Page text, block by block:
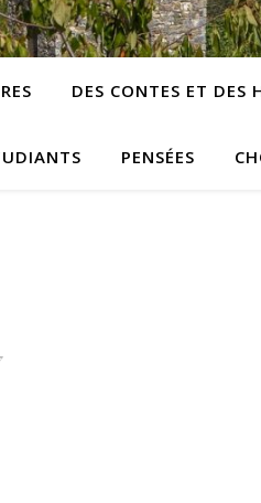
DES CONTES ET DES
PENSÉES